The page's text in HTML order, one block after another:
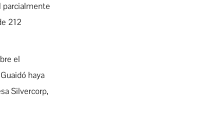
parcialmente
212
el
haya
Silvercorp,